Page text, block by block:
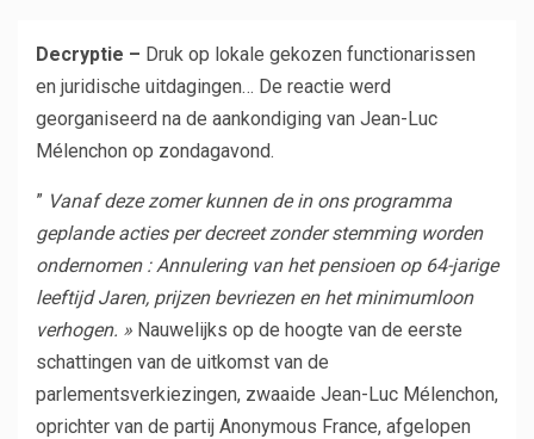
Decryptie – Druk op lokale gekozen functionarissen
en juridische uitdagingen… De reactie werd
georganiseerd na de aankondiging van Jean-Luc
Mélenchon op zondagavond.
” Vanaf deze zomer kunnen de in ons programma
geplande acties per decreet zonder stemming worden
ondernomen : Annulering van het pensioen op 64-jarige
leeftijd Jaren, prijzen bevriezen en het minimumloon
verhogen. » Nauwelijks op de hoogte van de eerste
schattingen van de uitkomst van de
parlementsverkiezingen, zwaaide Jean-Luc Mélenchon,
oprichter van de partij Anonymous France, afgelopen